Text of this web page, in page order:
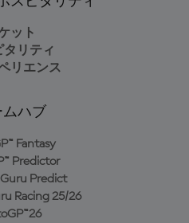
ット
タリティ
リエンス
ムハブ
Fantasy
Predictor
Predict
Racing 25/26